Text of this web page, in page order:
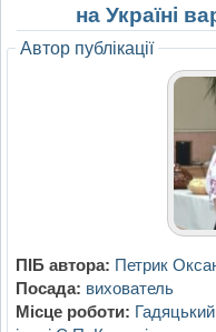
на Україні
Автор публікації
ПІБ автора: Петрик
Посада: вихователь
Місце роботи: